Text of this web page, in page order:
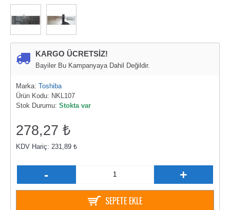
KARGO ÜCRETSİZ!
Bayiler Bu Kampanyaya Dahil Değildir.
Marka: Toshiba
Ürün Kodu: NKL107
Stok Durumu: Stokta var
278,27 ₺
KDV Hariç: 231,89 ₺
- +
SEPETE EKLE